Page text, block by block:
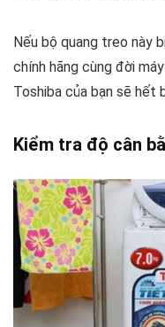
Nếu bộ quang treo này
chính hãng cùng đời
Toshiba của bạn sẽ hết
Kiểm tra độ cân